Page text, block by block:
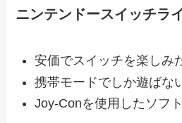
ニンテンドースイッチラ
安価でスイッチを楽しみ
携帯モードでしか遊ばな
Joy-Conを使用したソフ